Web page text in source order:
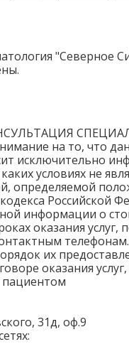
"Северное
на то, что
исключительно
условиях не
определяемой
Российской
информации о
оказания услуг,
их
оказания
31д, оф.9